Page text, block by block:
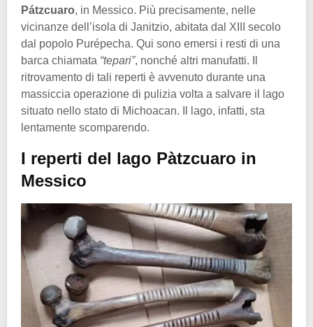
Pátzcuaro, in Messico. Più precisamente, nelle
vicinanze dell’isola di Janitzio, abitata dal XIII secolo
dal popolo Purépecha. Qui sono emersi i resti di una
barca chiamata “tepari”, nonché altri manufatti. Il
ritrovamento di tali reperti è avvenuto durante una
massiccia operazione di pulizia volta a salvare il lago
situato nello stato di Michoacan. Il lago, infatti, sta
lentamente scomparendo.
I reperti del lago Pàtzcuaro in
Messico